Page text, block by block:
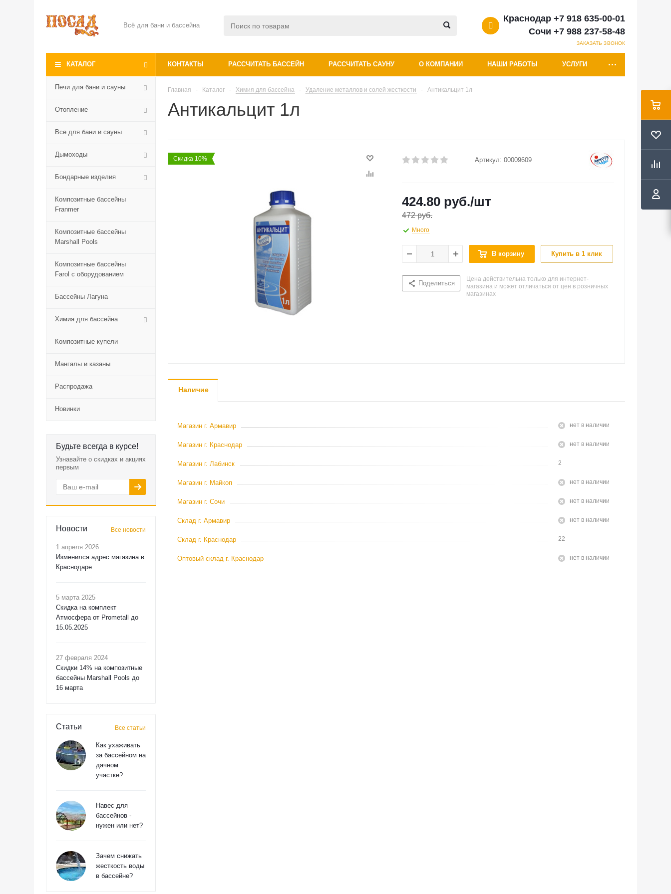
Всё для бани и бассейна
Краснодар +7 918 635-00-01
Сочи +7 988 237-58-48
ЗАКАЗАТЬ ЗВОНОК
КАТАЛОГ КОНТАКТЫ РАССЧИТАТЬ БАССЕЙН РАССЧИТАТЬ САУНУ О КОМПАНИИ НАШИ РАБОТЫ УСЛУГИ
Печи для бани и сауны
Отопление
Все для бани и сауны
Дымоходы
Бондарные изделия
Композитные бассейны
Franmer
Композитные бассейны
Marshall Pools
Композитные бассейны
Farol с оборудованием
Бассейны Лагуна
Химия для бассейна
Композитные купели
Мангалы и казаны
Распродажа
Новинки
Будьте всегда в курсе!
Узнавайте о скидках и акциях
первым
Новости Все новости
1 апреля 2026
Изменился адрес магазина в
Краснодаре
5 марта 2025
Скидка на комплект
Атмосфера от Prometall до
15.05.2025
27 февраля 2024
Скидки 14% на композитные
бассейны Marshall Pools до
16 марта
Статьи Все статьи
Как ухаживать
за бассейном на
дачном
участке?
Навес для
бассейнов -
нужен или нет?
Зачем снижать
жесткость воды
в бассейне?
Главная - Каталог - Химия для бассейна - Удаление металлов и солей жесткости - Антикальцит 1л
Антикальцит 1л
Скидка 10% Артикул: 00009609
424.80 руб./шт
472 руб.
Много
В корзину Купить в 1 клик
Поделиться
Цена действительна только для интернет-
магазина и может отличаться от цен в розничных
магазинах
Наличие
Магазин г. Армавир Нет в наличии
Магазин г. Краснодар Нет в наличии
Магазин г. Лабинск 2
Магазин г. Майкоп Нет в наличии
Магазин г. Сочи Нет в наличии
Склад г. Армавир Нет в наличии
Склад г. Краснодар 22
Оптовый склад г. Краснодар Нет в наличии